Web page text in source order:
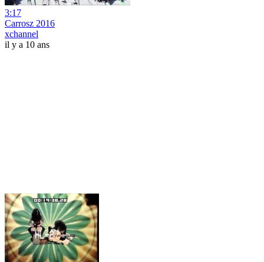
3:17
Carrosz 2016
xchannel
il y a 10 ans